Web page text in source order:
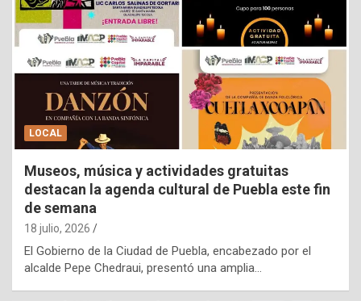
LOCAL
Museos, música y actividades gratuitas
destacan la agenda cultural de Puebla este fin
de semana
18 julio, 2026
El Gobierno de la Ciudad de Puebla, encabezado por el
alcalde Pepe Chedraui, presentó una amplia…